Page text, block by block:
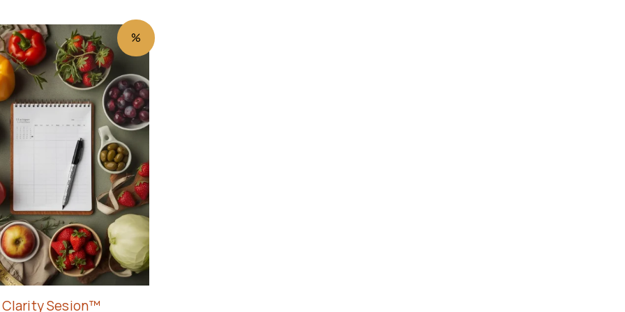
%
Clarity Sesion™
Original
price
was:
6.500 RSD.
Current
price
is:
5.500 RSD.